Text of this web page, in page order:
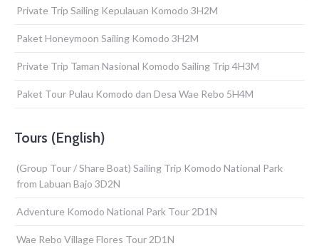
Private Trip Sailing Kepulauan Komodo 3H2M
Paket Honeymoon Sailing Komodo 3H2M
Private Trip Taman Nasional Komodo Sailing Trip 4H3M
Paket Tour Pulau Komodo dan Desa Wae Rebo 5H4M
Tours (English)
(Group Tour / Share Boat) Sailing Trip Komodo National Park
from Labuan Bajo 3D2N
Adventure Komodo National Park Tour 2D1N
Wae Rebo Village Flores Tour 2D1N